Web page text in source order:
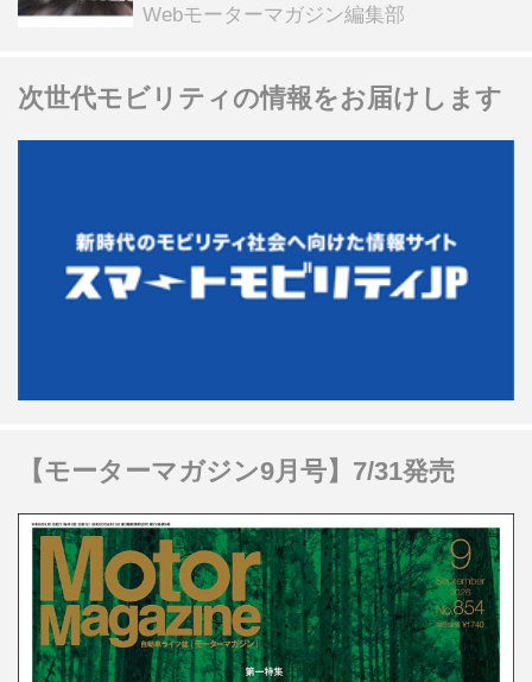
る抽選企画などを展開
Webモーターマガジン編集部
次世代モビリティの情報をお届けします
【モーターマガジン9月号】7/31発売